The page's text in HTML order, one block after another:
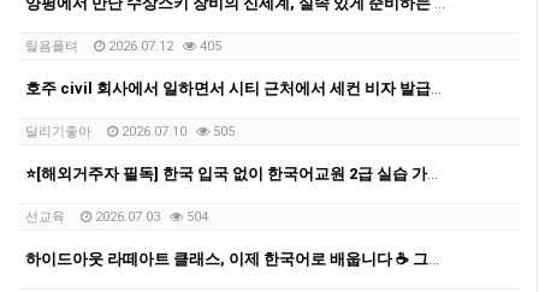
틸욤폴텨 2026.07.12 405
달리기좋아 2026.07.10 505
⭐[해외거주자 필독] 한국 입국 없이 한국어교원 2급 실습 가능한 마지막 반입니다
선교육 2026.07.03 504